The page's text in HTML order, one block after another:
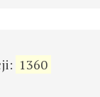
1360